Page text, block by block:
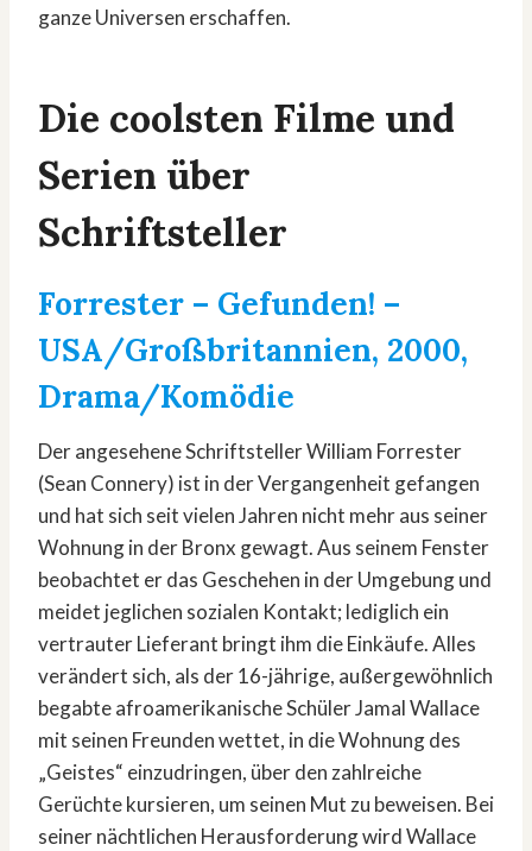
ganze Universen erschaffen.
Die coolsten Filme und
Serien über
Schriftsteller
Forrester – Gefunden! –
USA/Großbritannien, 2000,
Drama/Komödie
Der angesehene Schriftsteller William Forrester
(Sean Connery) ist in der Vergangenheit gefangen
und hat sich seit vielen Jahren nicht mehr aus seiner
Wohnung in der Bronx gewagt. Aus seinem Fenster
beobachtet er das Geschehen in der Umgebung und
meidet jeglichen sozialen Kontakt; lediglich ein
vertrauter Lieferant bringt ihm die Einkäufe. Alles
verändert sich, als der 16-jährige, außergewöhnlich
begabte afroamerikanische Schüler Jamal Wallace
mit seinen Freunden wettet, in die Wohnung des
„Geistes“ einzudringen, über den zahlreiche
Gerüchte kursieren, um seinen Mut zu beweisen. Bei
seiner nächtlichen Herausforderung wird Wallace